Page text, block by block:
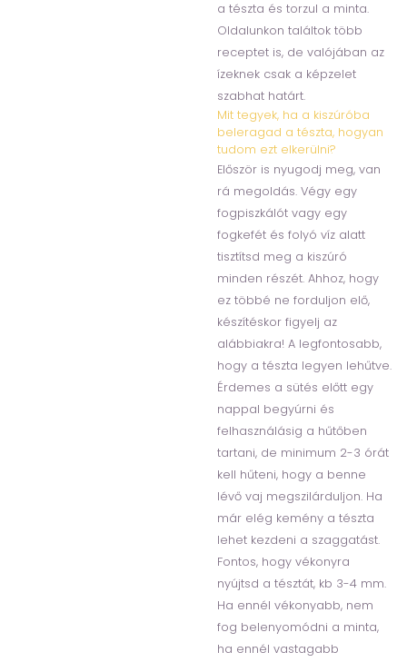
a tészta és torzul a minta.
Oldalunkon találtok több
receptet is, de valójában az
ízeknek csak a képzelet
szabhat határt.
Mit tegyek, ha a kiszúróba
beleragad a tészta, hogyan
tudom ezt elkerülni?
Először is nyugodj meg, van
rá megoldás. Végy egy
fogpiszkálót vagy egy
fogkefét és folyó víz alatt
tisztítsd meg a kiszúró
minden részét. Ahhoz, hogy
ez többé ne forduljon elő,
készítéskor figyelj az
alábbiakra! A legfontosabb,
hogy a tészta legyen lehűtve.
Érdemes a sütés előtt egy
nappal begyúrni és
felhasználásig a hűtőben
tartani, de minimum 2-3 órát
kell hűteni, hogy a benne
lévő vaj megszilárduljon. Ha
már elég kemény a tészta
lehet kezdeni a szaggatást.
Fontos, hogy vékonyra
nyújtsd a tésztát, kb 3-4 mm.
Ha ennél vékonyabb, nem
fog belenyomódni a minta,
ha ennél vastagabb